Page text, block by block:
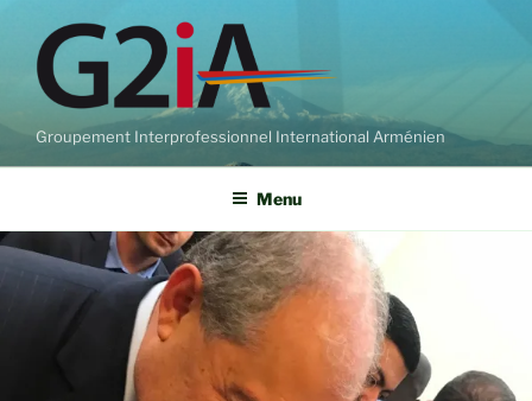
contenu
principal
Groupement Interprofessionnel International Arménien
Menu